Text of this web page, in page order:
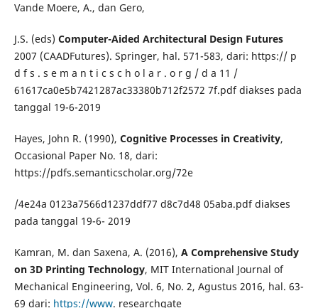
Vande Moere, A., dan Gero,
J.S. (eds) Computer-Aided ArchitecturalDesign Futures
2007 (CAADFutures). Springer, hal. 571-583, dari: https:// p
d f s . s e m a n t i c s c h o l a r . o r g / d a 11 /
61617ca0e5b7421287ac33380b712f2572 7f.pdf diakses pada
tanggal 19-6-2019
Hayes, John R. (1990), Cognitive Processes in Creativity,
Occasional Paper No. 18, dari:
https://pdfs.semanticscholar.org/72e
/4e24a 0123a7566d1237ddf77 d8c7d48 05aba.pdf diakses
pada tanggal 19-6- 2019
Kamran, M. dan Saxena, A. (2016), A Comprehensive Study
on 3D Printing Technology, MIT International Journal of
Mechanical Engineering, Vol. 6, No. 2, Agustus 2016, hal. 63-
69 dari: https://www. researchgate